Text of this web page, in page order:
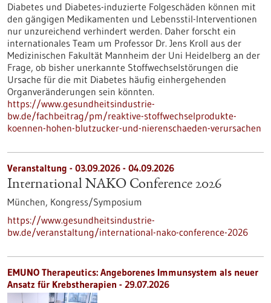
Diabetes und Diabetes-induzierte Folgeschäden können mit
den gängigen Medikamenten und Lebensstil-Interventionen
nur unzureichend verhindert werden. Daher forscht ein
internationales Team um Professor Dr. Jens Kroll aus der
Medizinischen Fakultät Mannheim der Uni Heidelberg an der
Frage, ob bisher unerkannte Stoffwechselstörungen die
Ursache für die mit Diabetes häufig einhergehenden
Organveränderungen sein könnten.
https://www.gesundheitsindustrie-
bw.de/fachbeitrag/pm/reaktive-stoffwechselprodukte-
koennen-hohen-blutzucker-und-nierenschaeden-verursachen
Veranstaltung - 03.09.2026 - 04.09.2026
International NAKO Conference 2026
München, Kongress/Symposium
https://www.gesundheitsindustrie-
bw.de/veranstaltung/international-nako-conference-2026
EMUNO Therapeutics: Angeborenes Immunsystem als neuer
Ansatz für Krebstherapien - 29.07.2026